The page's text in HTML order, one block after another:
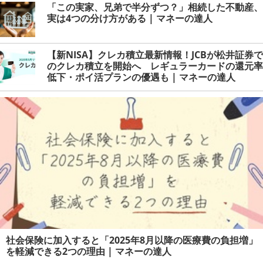
「この実家、兄弟で半分ずつ？」相続した不動産、
実は4つの分け方がある | マネーの達人
【新NISA】クレカ積立最新情報！JCBが松井証券で
のクレカ積立を開始へ レギュラーカードの還元率
低下・ポイ活プランの優遇も | マネーの達人
社会保険に加入すると「2025年8月以降の医療費の負担増」
を軽減できる2つの理由 | マネーの達人